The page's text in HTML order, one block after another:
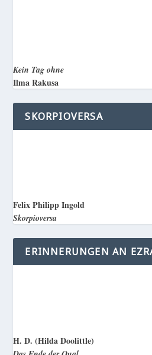
Kein Tag ohne
Ilma Rakusa
SKORPIOVERSA
Felix Philipp Ingold
Skorpioversa
ERINNERUNGEN AN
H. D. (Hilda Doolittle)